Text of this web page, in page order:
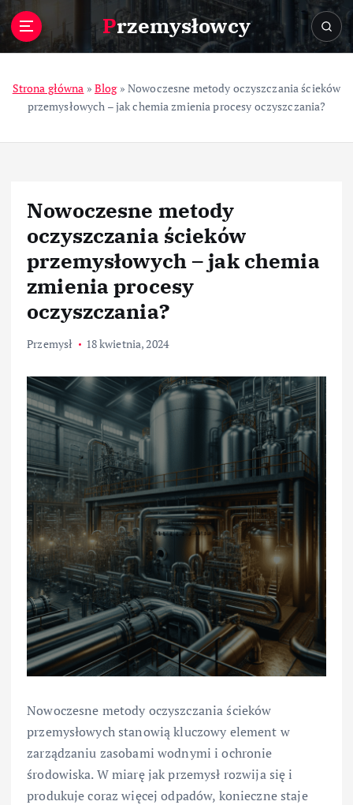
Przemysłowcy
Strona główna » Blog» Nowoczesne metody oczyszczania ścieków
przemysłowych – jak chemia zmienia procesy oczyszczania?
Nowoczesne metody
oczyszczania ścieków
przemysłowych – jak chemia
zmienia procesy
oczyszczania?
Przemysł 18 kwietnia, 2024
Nowoczesne metody oczyszczania ścieków
przemysłowych stanowią kluczowy element w
zarządzaniu zasobami wodnymi i ochronie
środowiska. W miarę jak przemysł rozwija się i
produkuje coraz więcej odpadów, konieczne staje